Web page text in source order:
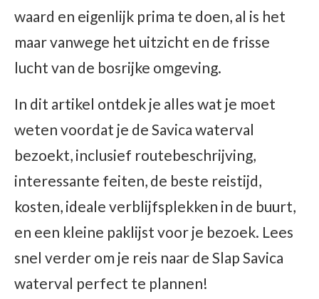
waard en eigenlijk prima te doen, al is het
maar vanwege het uitzicht en de frisse
lucht van de bosrijke omgeving.
In dit artikel ontdek je alles wat je moet
weten voordat je de Savica waterval
bezoekt, inclusief routebeschrijving,
interessante feiten, de beste reistijd,
kosten, ideale verblijfsplekken in de buurt,
en een kleine paklijst voor je bezoek. Lees
snel verder om je reis naar de Slap Savica
waterval perfect te plannen!